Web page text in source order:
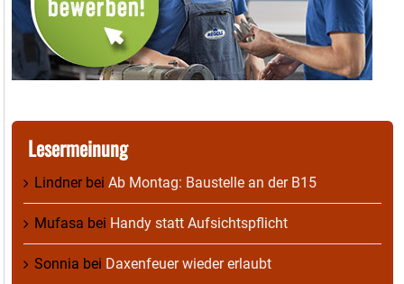
Lesermeinung
Lindnerbei Ab Montag: Baustelle an der B15
Mufasa bei Handy statt Aufsichtspflicht
Sonnia bei Daxenfeuer wieder erlaubt